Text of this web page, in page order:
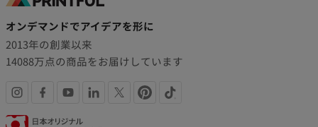
オンデマンドでアイデアを形に
2013年の創業以来
14088万点の商品をお届けしています
SNS